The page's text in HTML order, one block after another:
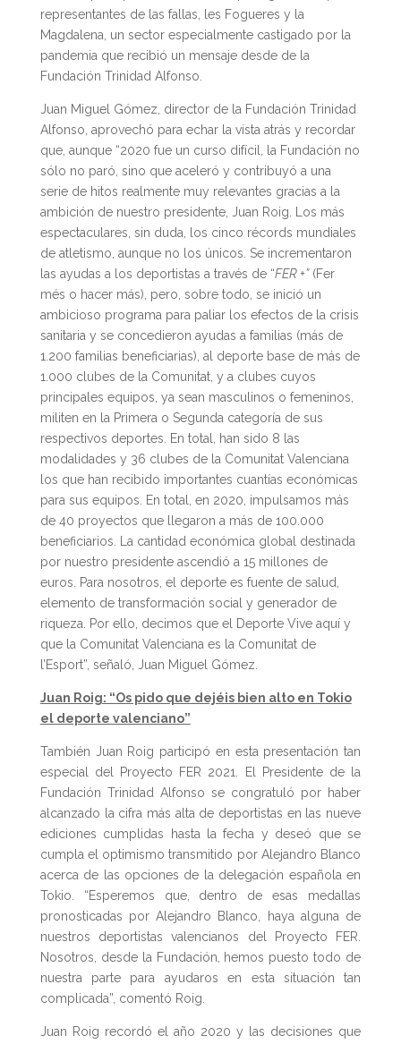
representantes de las fallas, les Fogueres y la
Magdalena, un sector especialmente castigado por la
pandemia que recibió un mensaje desde de la
Fundación Trinidad Alfonso.
Juan Miguel Gómez, director de la Fundación Trinidad
Alfonso, aprovechó para echar la vista atrás y recordar
que, aunque “2020 fue un curso difícil, la Fundación no
sólo no paró, sino que aceleró y contribuyó a una
serie de hitos realmente muy relevantes gracias a la
ambición de nuestro presidente, Juan Roig. Los más
espectaculares, sin duda, los cinco récords mundiales
de atletismo, aunque no los únicos. Se incrementaron
las ayudas a los deportistas a través de “FER +”(Fer
més o hacer más), pero, sobre todo, se inició un
ambicioso programa para paliar los efectos de la crisis
sanitaria y se concedieron ayudas a familias (más de
1.200 familias beneficiarias), al deporte base de más de
1.000 clubes de la Comunitat, y a clubes cuyos
principales equipos, ya sean masculinos o femeninos,
militen en la Primera o Segunda categoría de sus
respectivos deportes. En total, han sido 8 las
modalidades y 36 clubes de la Comunitat Valenciana
los que han recibido importantes cuantías económicas
para sus equipos. En total, en 2020, impulsamos más
de 40 proyectos que llegaron a más de 100.000
beneficiarios. La cantidad económica global destinada
por nuestro presidente ascendió a 15 millones de
euros. Para nosotros, el deporte es fuente de salud,
elemento de transformación social y generador de
riqueza. Por ello, decimos que el Deporte Vive aquí y
que la Comunitat Valenciana es la Comunitat de
l’Esport”, señaló, Juan Miguel Gómez.
Juan Roig: “Os pido que dejéis bien alto en Tokio
el deporte valenciano”
También Juan Roig participó en esta presentación tan
especial del Proyecto FER 2021. El Presidente de la
Fundación Trinidad Alfonso se congratuló por haber
alcanzado la cifra más alta de deportistas en las nueve
ediciones cumplidas hasta la fecha y deseó que se
cumpla el optimismo transmitido por Alejandro Blanco
acerca de las opciones de la delegación española en
Tokio. “Esperemos que, dentro de esas medallas
pronosticadas por Alejandro Blanco, haya alguna de
nuestros deportistas valencianos del Proyecto FER.
Nosotros, desde la Fundación, hemos puesto todo de
nuestra parte para ayudaros en esta situación tan
complicada”, comentó Roig.
Juan Roig recordó el año 2020 y las decisiones que